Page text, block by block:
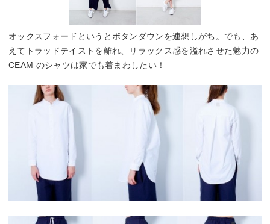
オックスフォードというとボタンダウンを連想しがち。でも、あ
えてトラッドテイストを離れ、リラックス感を溢れさせた魅力の
CEAM のシャツは家でも着まわしたい！